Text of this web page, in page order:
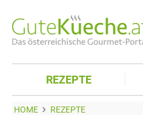
REZEPTE
HOME REZEPTE